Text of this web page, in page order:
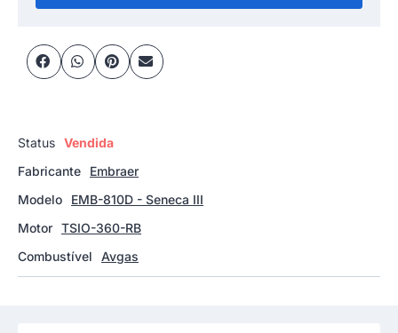
Status Vendida
Fabricante
Embraer
Modelo
EMB-810D - Seneca III
Motor TSIO-360-RB
Combustível
Avgas